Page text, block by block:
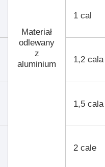
Materiał
odlewany
z
aluminium
1 cal
1,2 cala
1,5 cala
2 cale